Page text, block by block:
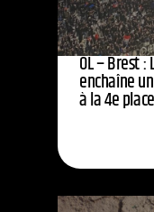
OL – Brest :
enchaîne
à la 4e place